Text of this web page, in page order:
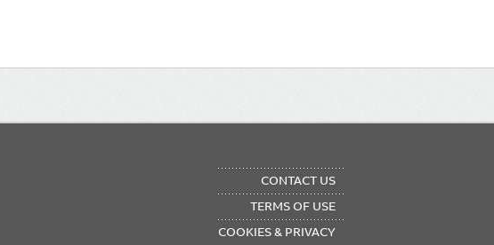
CONTACT US
TERMS OF USE
COOKIES & PRIVACY